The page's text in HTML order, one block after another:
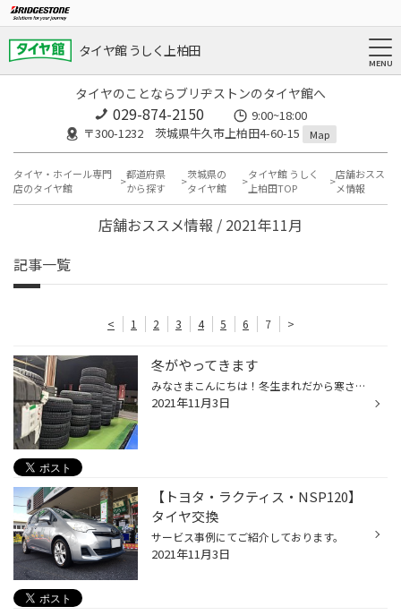
タイヤ館 うしく上柏田
タイヤのことならブリヂストンのタイヤ館へ
029-874-2150
9:00~18:00
〒300-1232 茨城県牛久市上柏田4-60-15
Map
タイヤ・ホイール専門
店のタイヤ館
都道府県
から探す
茨城県の
タイヤ館
タイヤ館 うしく
上柏田TOP
店舗おスス
メ情報
店舗おススメ情報 / 2021年11月
記事一覧
< 1 2 3 4 5 6 7 >
冬がやってきます
みなさまこんにちは！冬生まれだから寒さに強いと自称していたのに、ここ数年で耐寒性がガタ落ちしている西中です！年は取りたくないですね！ タイヤ館では連日、大量のスタッドレスタイヤが入荷してきています！ 大半が、早期予約を頂いたお客様のためのものです！ ご予約頂いたお客様が実際にスタ...
2021年11月3日
【トヨタ・ラクティス・NSP120】
タイヤ交換
サービス事例にてご紹介しております。
2021年11月3日